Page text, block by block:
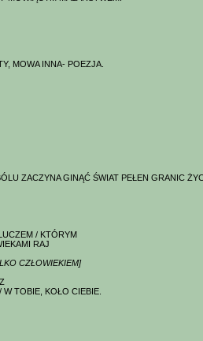
MOWA INNA- POEZJA.
ZACZYNA GINĄĆ ŚWIAT PEŁEN GRANIC
/ KTÓRYM
RAJ
CZŁOWIEKIEM]
TOBIE, KOŁO CIEBIE.